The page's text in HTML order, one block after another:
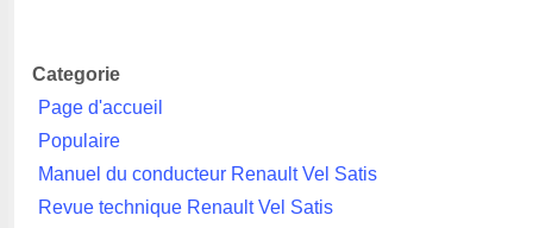
Categorie
Page d'accueil
Populaire
Manuel du conducteur Renault Vel Satis
Revue technique Renault Vel Satis